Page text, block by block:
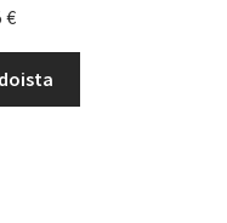
€Hintaluokka:
3,98 €
-
44,85 €